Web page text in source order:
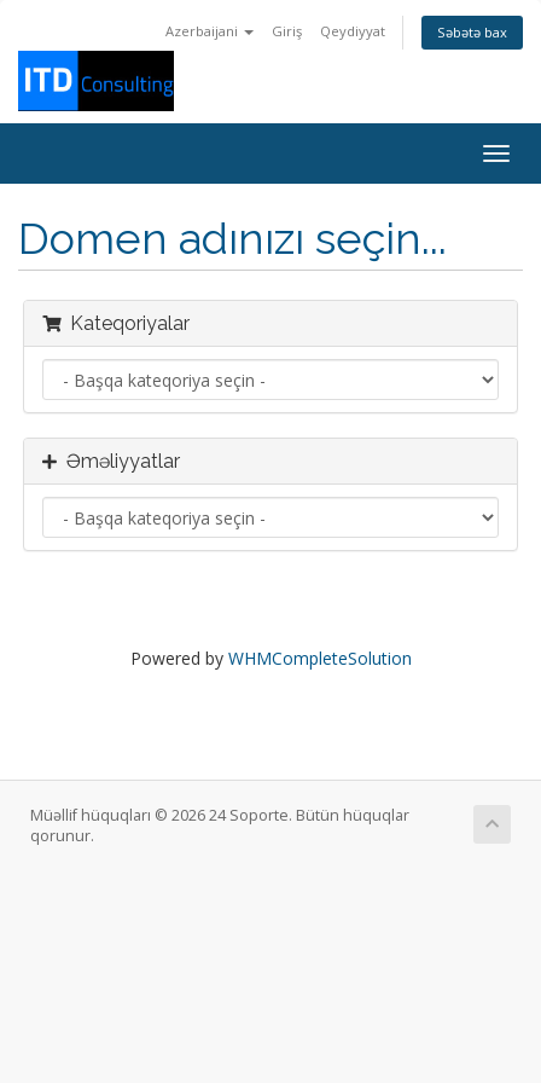
Azerbaijani Giriş Qeydiyyat Səbətə bax
keçid
Domen adınızı seçin...
Kateqoriyalar
Əməliyyatlar
Powered by WHMCompleteSolution
Müəllif hüquqları © 2026 24 Soporte. Bütün hüquqlar
qorunur.